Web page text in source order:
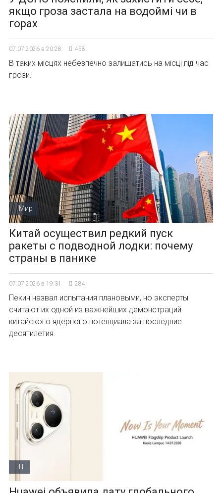
якщо гроза застала на водоймі чи в
горах
07.07.2026 в 20:28 458
В таких місцях небезпечно залишатись на місці під час
грози.
Мир
Китай осуществил редкий пуск
ракеты с подводной лодки: почему
страны в панике
07.07.2026 в 19:31 284
Пекин назвал испытания плановыми, но эксперты
считают их одной из важнейших демонстраций
китайского ядерного потенциала за последние
десятилетия.
IT